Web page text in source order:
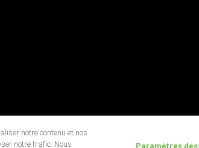
notre contenu et nos
notre trafic. Nous
Paramètres